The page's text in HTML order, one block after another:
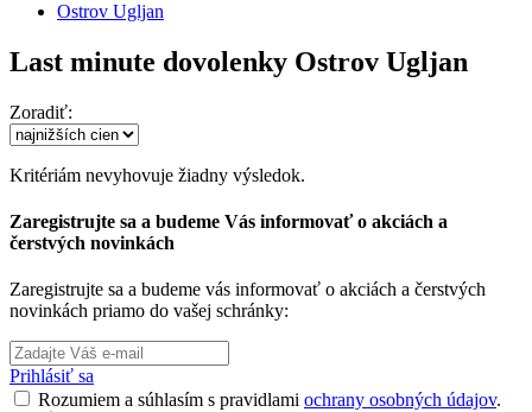
Ostrov Ugljan
Last minute dovolenky Ostrov Ugljan
Zoradiť:
Kritériám nevyhovuje žiadny výsledok.
Zaregistrujte sa a budeme Vás informovať o akciách a
čerstvých novinkách
Zaregistrujte sa a budeme vás informovať o akciách a čerstvých
novinkách priamo do vašej schránky:
Prihlásiť sa
Rozumiem a súhlasím s pravidlami ochrany osobných údajov.